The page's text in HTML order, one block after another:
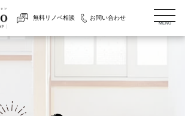
無料リノベ相談 お問い合わせ
MENU